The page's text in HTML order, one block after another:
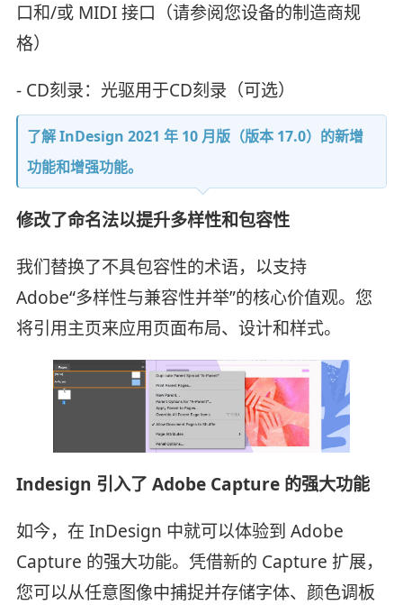
口和/或 MIDI 接口（请参阅您设备的制造商规
格）
- CD刻录：光驱用于CD刻录（可选）
了解 InDesign 2021 年 10 月版（版本 17.0）的新增
功能和增强功能。
修改了命名法以提升多样性和包容性
我们替换了不具包容性的术语，以支持
Adobe“多样性与兼容性并举”的核心价值观。您
将引用主页来应用页面布局、设计和样式。
Indesign 引入了 Adobe Capture 的强大功能
如今，在 InDesign 中就可以体验到 Adobe
Capture 的强大功能。凭借新的 Capture 扩展，
您可以从任意图像中捕捉并存储字体、颜色调板